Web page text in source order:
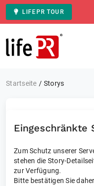
LIFEPR TOUR
Zur Startseite
Startseite Storys
Eingeschränkte
Zum Schutz unserer
stehen die Story-
zur Verfügung.
Bitte bestätigen Sie